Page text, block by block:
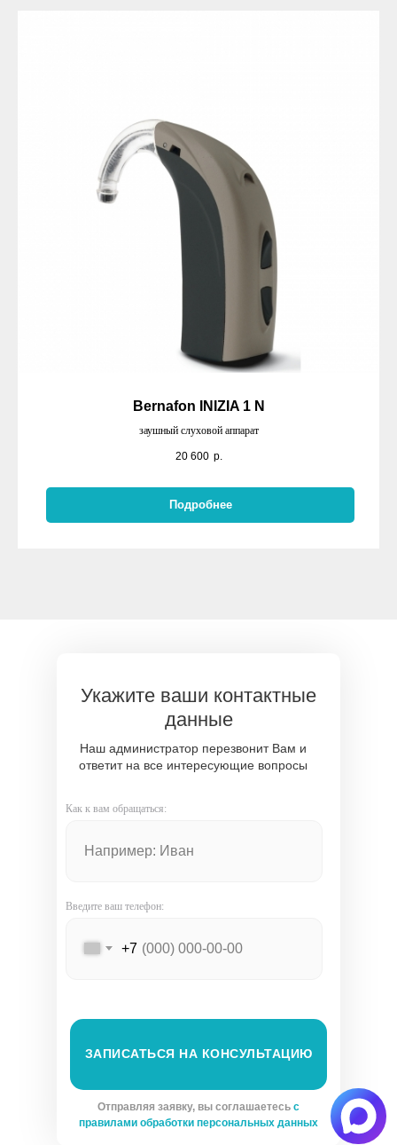
Bernafon INIZIA 1 N
заушный слуховой аппарат
20 600 р.
Подробнее
Укажите ваши контактные
данные
Отправляя заявку, вы соглашаетесь с
правилами обработки персональных данных
Наш администратор перезвонит Вам и
ответит на все интересующие вопросы
ЗАПИСАТЬСЯ НА КОНСУЛЬТАЦИЮ
Как к вам обращаться:
Введите ваш телефон:
+7